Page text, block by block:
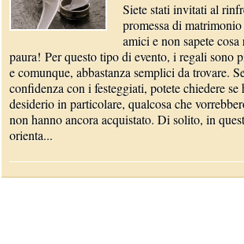
Siete stati invitati al
promessa di
amici e non sapete
paura! Per questo tipo di evento, i regali sono
e comunque, abbastanza semplici da trovare.
confidenza con i festeggiati, potete chiedere se
desiderio in particolare, qualcosa che
non hanno ancora acquistato. Di solito, in
orienta...